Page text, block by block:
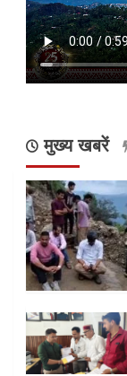
मुख्य खबरें